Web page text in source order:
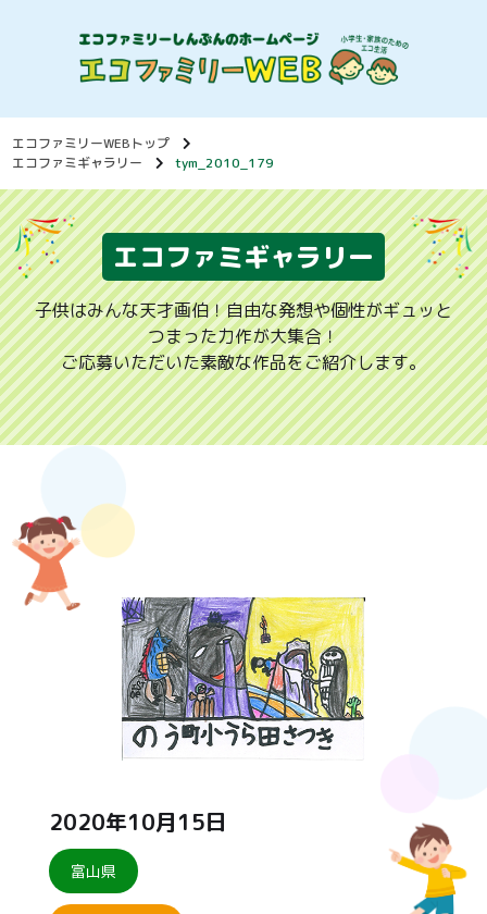
エコファミリーWEBトップ
エコファミギャラリー
tym_2010_179
エコファミギャラリー
子供はみんな天才画伯！自由な発想や個性がギュッと
つまった力作が大集合！
ご応募いただいた素敵な作品をご紹介します。
2020年10月15日
富山県